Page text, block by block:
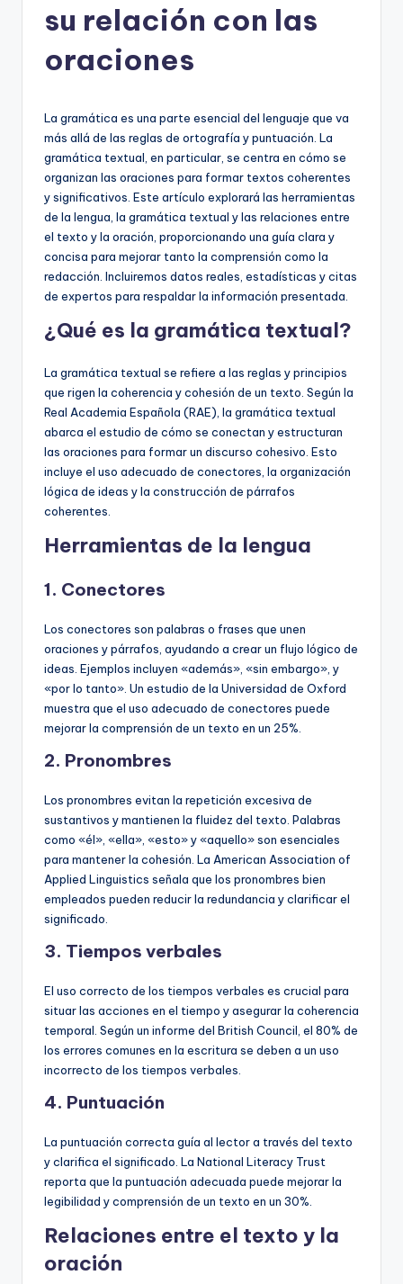
ó
su relación con las
oraciones
La gramática es una parte esencial del lenguaje que va
más allá de las reglas de ortografía y puntuación. La
gramática textual, en particular, se centra en cómo se
organizan las oraciones para formar textos coherentes
y significativos. Este artículo explorará las herramientas
de la lengua, la gramática textual y las relaciones entre
el texto y la oración, proporcionando una guía clara y
concisa para mejorar tanto la comprensión como la
redacción. Incluiremos datos reales, estadísticas y citas
de expertos para respaldar la información presentada.
¿Qué es la gramática textual?
La gramática textual se refiere a las reglas y principios
que rigen la coherencia y cohesión de un texto. Según la
Real Academia Española (RAE), la gramática textual
abarca el estudio de cómo se conectan y estructuran
las oraciones para formar un discurso cohesivo. Esto
incluye el uso adecuado de conectores, la organización
lógica de ideas y la construcción de párrafos
coherentes.
Herramientas de la lengua
1. Conectores
Los conectores son palabras o frases que unen
oraciones y párrafos, ayudando a crear un flujo lógico de
ideas. Ejemplos incluyen «además», «sin embargo», y
«por lo tanto». Un estudio de la Universidad de Oxford
muestra que el uso adecuado de conectores puede
mejorar la comprensión de un texto en un 25%.
2. Pronombres
Los pronombres evitan la repetición excesiva de
sustantivos y mantienen la fluidez del texto. Palabras
como «él», «ella», «esto» y «aquello» son esenciales
para mantener la cohesión. La American Association of
Applied Linguistics señala que los pronombres bien
empleados pueden reducir la redundancia y clarificar el
significado.
3. Tiempos verbales
El uso correcto de los tiempos verbales es crucial para
situar las acciones en el tiempo y asegurar la coherencia
temporal. Según un informe del British Council, el 80% de
los errores comunes en la escritura se deben a un uso
incorrecto de los tiempos verbales.
4. Puntuación
La puntuación correcta guía al lector a través del texto
y clarifica el significado. La National Literacy Trust
reporta que la puntuación adecuada puede mejorar la
legibilidad y comprensión de un texto en un 30%.
Relaciones entre el texto y la
oración